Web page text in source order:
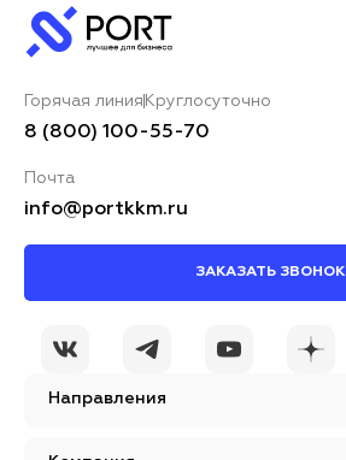
Направления
Горячая линия Круглосуточно
8 (800) 100-55-70
Почта
info@portkkm.ru
ЗАКАЗАТЬ ЗВОНОК